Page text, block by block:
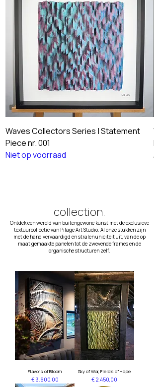
Waves Collectors Series | Statement
Piece nr. 001
Niet op voorraad
collection.
Ontdek een wereld van buitengewone kunst met de exclusieve
textuurcollectie van Pilage Art Studio. Al onze stukken zijn
met de hand vervaardigd en stralen uniciteit uit, van de op
maat gemaakte panelen tot de zwevende frames en de
organische structuren zelf.
Flavors of Bloom
Prijs
€ 3.600,00
Sky of War, Fields of Hope
Prijs
€ 2.450,00